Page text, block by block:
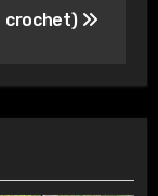
crochet)